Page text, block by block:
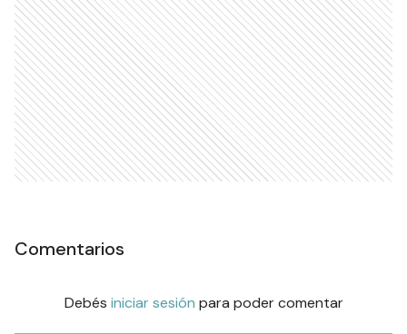
Comentarios
Debés iniciar sesión para poder comentar